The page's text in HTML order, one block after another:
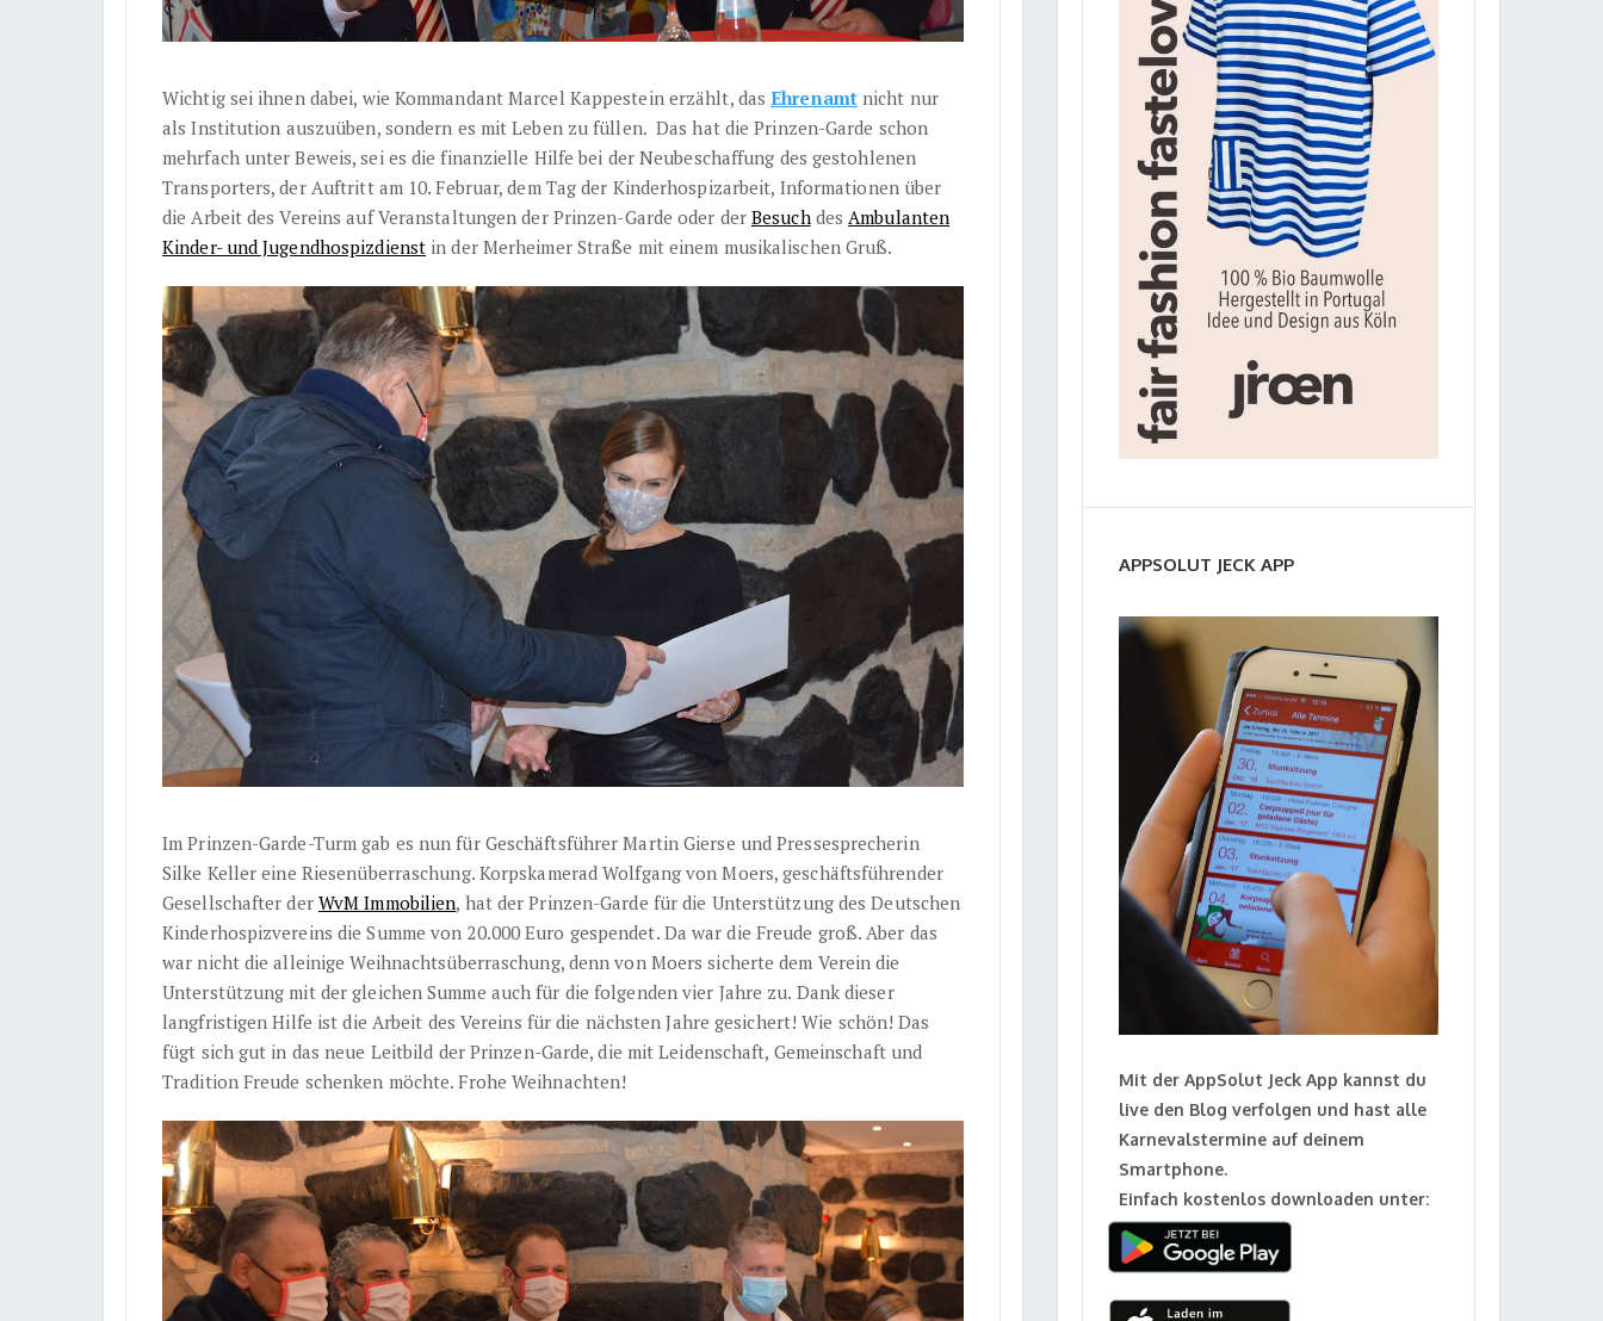
Wichtig sei ihnen dabei, wie Kommandant Marcel Kappestein erzählt, dasEhrenamtnicht nur
als Institution auszuüben, sondern es mit Leben zu füllen. Das hat die Prinzen-Garde schon
mehrfach unter Beweis, sei es die finanzielle Hilfe bei der Neubeschaffung des gestohlenen
Transporters, der Auftritt am 10. Februar, dem Tag der Kinderhospizarbeit, Informationen über
die Arbeit des Vereins auf Veranstaltungen der Prinzen-Garde oder derBesuchdesAmbulanten
Kinder- und Jugendhospizdienst in der Merheimer Straße mit einem musikalischen Gruß.
Im Prinzen-Garde-Turm gab es nun für Geschäftsführer Martin Gierse und Pressesprecherin
Silke Keller eine Riesenüberraschung. Korpskamerad Wolfgang von Moers, geschäftsführender
Gesellschafter der WvM Immobilien, hat der Prinzen-Garde für die Unterstützung des Deutschen
Kinderhospizvereins die Summe von 20.000 Euro gespendet. Da war die Freude groß. Aber das
war nicht die alleinige Weihnachtsüberraschung, denn von Moers sicherte dem Verein die
Unterstützung mit der gleichen Summe auch für die folgenden vier Jahre zu. Dank dieser
langfristigen Hilfe ist die Arbeit des Vereins für die nächsten Jahre gesichert! Wie schön! Das
fügt sich gut in das neue Leitbild der Prinzen-Garde, die mit Leidenschaft, Gemeinschaft und
Tradition Freude schenken möchte. Frohe Weihnachten!
APPSOLUT JECK APP
Mit der AppSolut Jeck App kannst du
live den Blog verfolgen und hast alle
Karnevalstermine auf deinem
Smartphone.
Einfach kostenlos downloaden unter: